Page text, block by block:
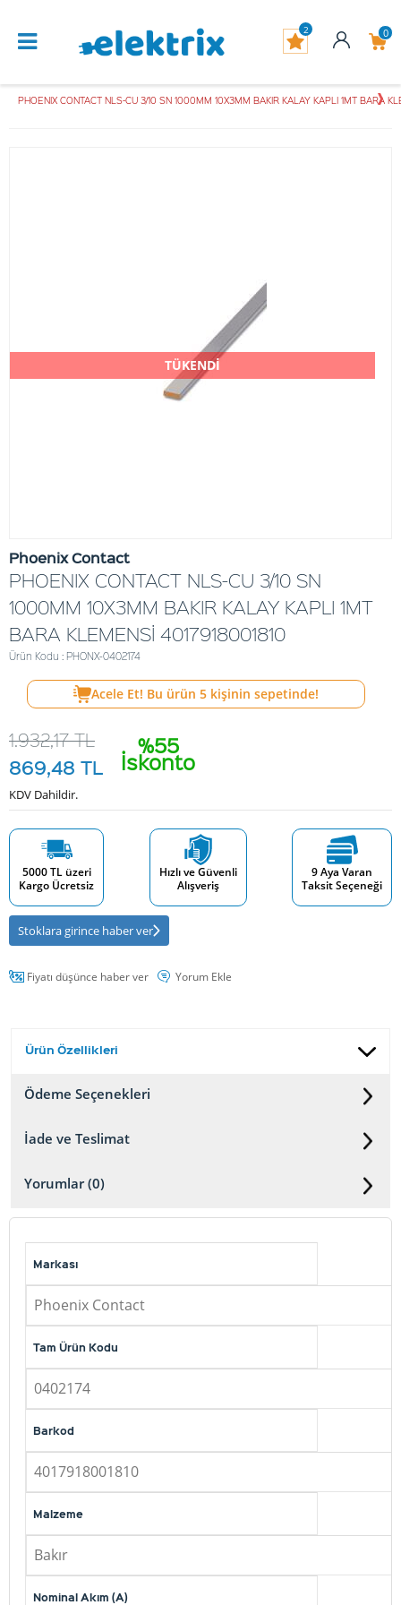
0
2
PHOENIX CONTACT NLS-CU 3/10 SN 1000MM 10X3MM BAKIR KALAY KAPLI 1MT BARA
TÜKENDİ
Phoenix Contact
PHOENIX CONTACT NLS-CU 3/10 SN
1000MM 10X3MM BAKIR KALAY KAPLI 1MT
BARA KLEMENSİ 4017918001810
Ürün Kodu : PHONX-0402174
Acele Et! Bu ürün 5 kişinin sepetinde!
%55
İskonto
1.932,17TL
869,48 TL
KDV Dahildir.
5000 TL üzeri
Kargo Ücretsiz
Hızlı ve Güvenli
Alışveriş
9 Aya Varan
Taksit Seçeneği
Stoklara girince haber ver
Fiyatı düşünce haber ver Yorum Ekle
Ürün Özellikleri
Ödeme Seçenekleri
İade ve Teslimat
Yorumlar (0)
Markası
Phoenix Contact
Tam Ürün Kodu
0402174
Barkod
4017918001810
Malzeme
Bakır
Nominal Akım (A)